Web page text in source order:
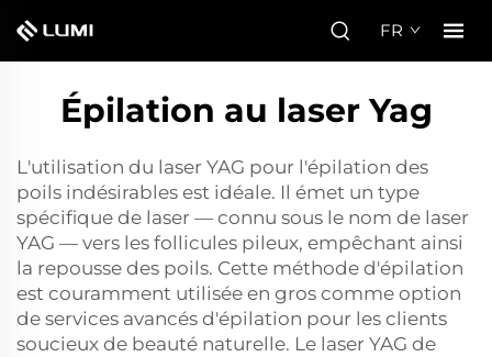
FR
Épilation au laser Yag
L'utilisation du laser YAG pour l'épilation des
poils indésirables est idéale. Il émet un type
spécifique de laser — connu sous le nom de laser
YAG — vers les follicules pileux, empêchant ainsi
la repousse des poils. Cette méthode d'épilation
est couramment utilisée en gros comme option
de services avancés d'épilation pour les clients
soucieux de beauté naturelle. Le laser YAG de